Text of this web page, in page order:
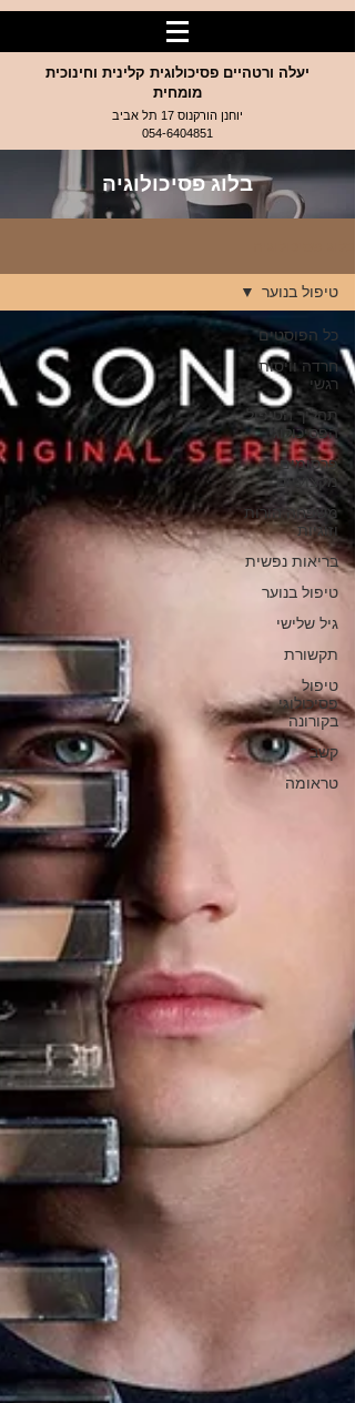
יעלה ורטהיים פסיכולוגית קלינית וחינוכית
מומחית
יוחנן הורקנוס 17 תל אביב
054-6404851
בלוג פסיכולוגיה
כל הפוסטים
חרדה וויסות
רגשי
תהליך הטיפול
הפסיכולוגי
פרסומים
מקצועיים
משפחה הורות
וזוגיות
בריאות נפשית
טיפול בנוער
גיל שלישי
תקשורת
טיפול
פסיכולוגי
בקורונה
קשב
טראומה
טיפול בנוער